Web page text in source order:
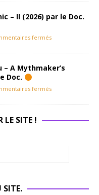
– II (2026) par le Doc.
fermés
– A Mythmaker’s
Doc.
fermés
LE SITE !
SITE.